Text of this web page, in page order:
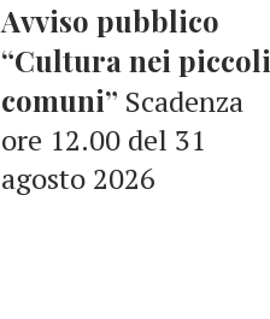
Avviso pubblico
“Cultura nei piccoli
comuni” Scadenza
ore 12.00 del 31
agosto 2026